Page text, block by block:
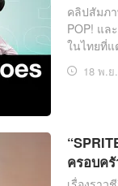
คลิปสัมภ
POP! แล
ในไทยที่
18 พ.ย
ครอบค